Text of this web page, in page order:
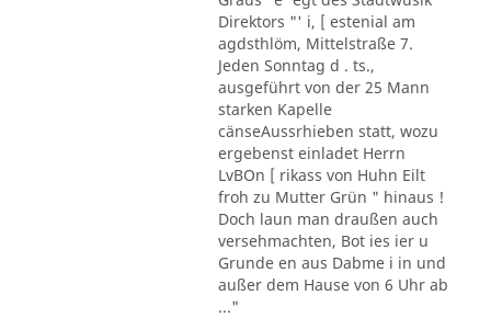
Direktors "' i, [ estenial am
agdsthlöm, Mittelstraße 7.
Jeden Sonntag d . ts.,
ausgeführt von der 25 Mann
starken Kapelle
cänseAussrhieben statt, wozu
ergebenst einladet Herrn
LvBOn [ rikass von Huhn Eilt
froh zu Mutter Grün " hinaus !
Doch laun man draußen auch
versehmachten, Bot ies ier u
Grunde en aus Dabme i in und
außer dem Hause von 6 Uhr ab
..."